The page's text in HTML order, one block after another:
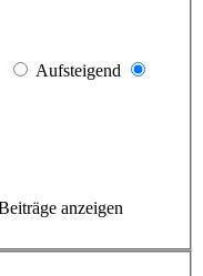
Aufsteigend
anzeigen